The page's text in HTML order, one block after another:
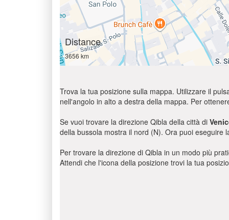
Distance
3656 km
Trova la tua posizione sulla mappa. Utilizzare il
nell'angolo in alto a destra della mappa. Per
Se vuoi trovare la direzione Qibla della città di
della bussola mostra il nord (N). Ora puoi eseguire
Per trovare la direzione di Qibla in un modo più
Attendi che l'icona della posizione trovi la tua